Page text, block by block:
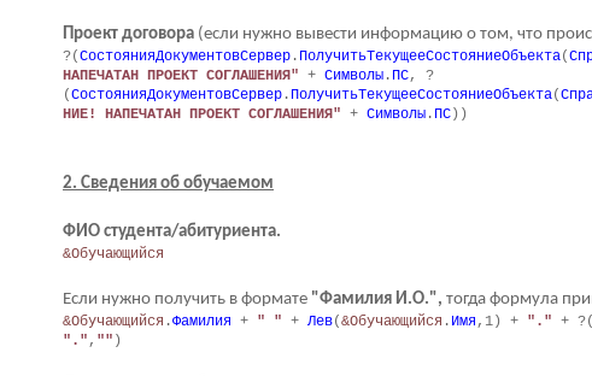
Проект договора (если нужно вывести информацию о том, что
?(СостоянияДокументовСервер . ПолучитьТекущееСостояниеОбъекта(
НАПЕЧАТАН ПРОЕКТ СОГЛАШЕНИЯ" + Символы . ПС, ?
(СостоянияДокументовСервер . ПолучитьТекущееСостояниеОбъекта(
НИЕ! НАПЕЧАТАН ПРОЕКТ СОГЛАШЕНИЯ" + Символы . ПС ))
2. Сведения об обучаемом
ФИО студента/абитуриента.
&Обучающийся
Если нужно получить в формате "Фамилия И.О.", тогда формула
&Обучающийся .Фамилия + " " + Лев(&Обучающийся . Имя ,1) + "." + ?(
"." , "" )